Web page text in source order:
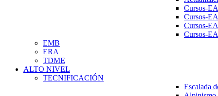
Cursos-
Cursos-
Cursos-
Cursos-
EMB
ERA
TDME
ALTO NIVEL
TECNIFICACIÓN
Escalada